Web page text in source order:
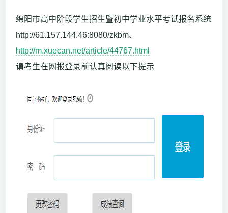
绵阳市高中阶段学生招生暨初中学业水平考试报名系统
http://61.157.144.46:8080/zkbm、
http://m.xuecan.net/article/44767.html
请考生在网报登录前认真阅读以下提示